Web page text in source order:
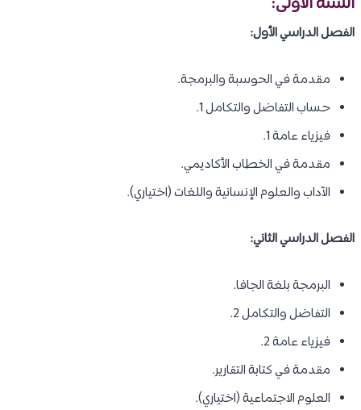
الفصل الدراسي الأول:
مقدمة في الحوسبة والبرمجة.
حساب التفاضل والتكامل 1.
فيزياء عامة 1.
مقدمة في الخطاب الأكاديمي.
الآداب والعلوم الإنسانية واللغات (اختياري).
الفصل الدراسي الثاني:
البرمجة بلغة الجافا.
التفاضل والتكامل 2.
فيزياء عامة 2.
مقدمة في كتابة التقارير.
العلوم الاجتماعية (اختياري).